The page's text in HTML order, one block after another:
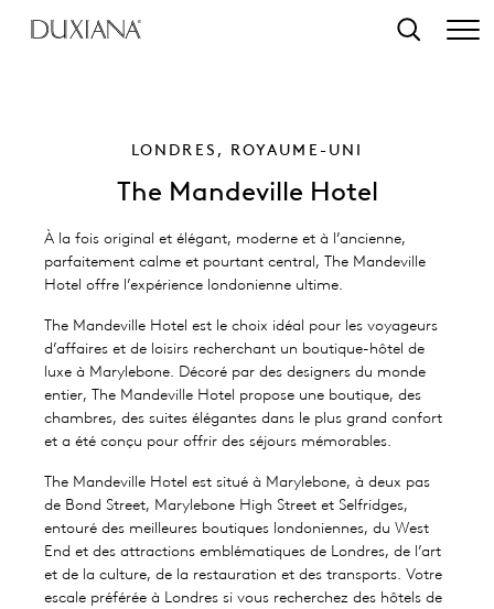
Recherche
LONDRES, ROYAUME-UNI
The Mandeville Hotel
À la fois original et élégant, moderne et à l’ancienne,
parfaitement calme et pourtant central, The Mandeville
Hotel offre l’expérience londonienne ultime.
The Mandeville Hotel est le choix idéal pour les voyageurs
d’affaires et de loisirs recherchant un boutique-hôtel de
luxe à Marylebone. Décoré par des designers du monde
entier, The Mandeville Hotel propose une boutique, des
chambres, des suites élégantes dans le plus grand confort
et a été conçu pour offrir des séjours mémorables.
The Mandeville Hotel est situé à Marylebone, à deux pas
de Bond Street, Marylebone High Street et Selfridges,
entouré des meilleures boutiques londoniennes, du West
End et des attractions emblématiques de Londres, de l’art
et de la culture, de la restauration et des transports. Votre
escale préférée à Londres si vous recherchez des hôtels de